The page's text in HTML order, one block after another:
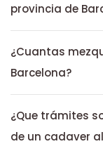
provincia de
¿Cuantas
Barcelona?
¿Que trámites
de un cadaver